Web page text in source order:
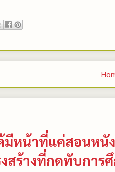
ด้มีหน้าที่แค่สอนหนั
งสร้างที่กดทับการ